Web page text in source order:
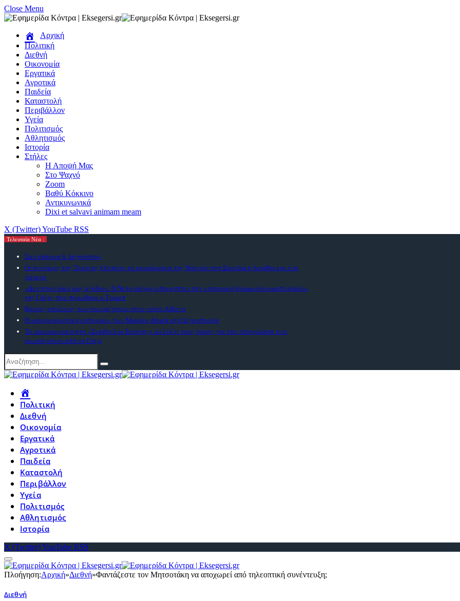
Close Menu
Αρχική
Πολιτική
Διεθνή
Οικονομία
Εργατικά
Αγροτικά
Παιδεία
Καταστολή
Περιβάλλον
Υγεία
Πολιτισμός
Αθλητισμός
Ιστορία
Στήλες
Η Αποψή Μας
Στο Ψαχνό
Zoom
Βαθύ Κόκκινο
Αντικυνωνικά
Dixi et salvavi animam meam
X (Twitter)YouTube RSS
Τελευταία Νέα :
Σαν σήμερα 6 Αυγούστου
Οι δυνάμεις της Υεμένης έπληξαν το αεροδρόμιο της Ναζράν στη Σαουδική Αραβία και ένα
τάνκερ
«Δεν ήταν δικό μας σχέδιο»: Ο Νετανιάχου απορρίπτει την «ιστορική συμφωνία αφοπλισμού»
της Γάζας που προώθησε ο Τραμπ
Βαριές απώλειες των σιωναζιστών στον νότιο Λίβανο
Η «σουρεαλιστική εμπειρία» των Massive Attack στη Σιγκαπούρη
Το αμερικανoκίνητο «Συμβούλιο Ειρήνης» αλλάζει τους όρους για την αποχώρηση των
σιωναζιστών από τη Γάζα
Πολιτική
Διεθνή
Οικονομία
Εργατικά
Αγροτικά
Παιδεία
Καταστολή
Περιβάλλον
Υγεία
Πολιτισμός
Αθλητισμός
Ιστορία
X (Twitter)YouTube RSS
Πλοήγηση:Αρχική»Διεθνή»Φαντάζεστε τον Μητσοτάκη να αποχωρεί από τηλεοπτική συνέντευξη;
Διεθνή